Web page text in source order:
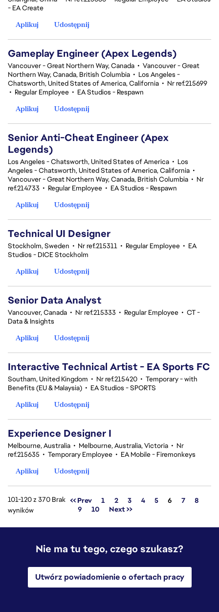
- EA Create
Aplikuj
Udostępnij
Gameplay Engineer (Apex Legends)
Vancouver - Great Northern Way, Canada • Vancouver - Great
Northern Way, Canada, British Columbia • Los Angeles -
Chatsworth, United States of America, California • Nr ref.215699
• Regular Employee • EA Studios - Respawn
Aplikuj
Udostępnij
Senior Anti-Cheat Engineer (Apex
Legends)
Los Angeles - Chatsworth, United States of America • Los
Angeles - Chatsworth, United States of America, California •
Vancouver - Great Northern Way, Canada, British Columbia • Nr
ref.214733 • Regular Employee • EA Studios - Respawn
Aplikuj
Udostępnij
Technical UI Designer
Stockholm, Sweden • Nr ref.215311 • Regular Employee • EA
Studios - DICE Stockholm
Aplikuj
Udostępnij
Senior Data Analyst
Vancouver, Canada • Nr ref.215333 • Regular Employee • CT -
Data & Insights
Aplikuj
Udostępnij
Interactive Technical Artist - EA Sports FC
Southam, United Kingdom • Nr ref.215420 • Temporary - with
Benefits (EU & Malaysia) • EA Studios - SPORTS
Aplikuj
Udostępnij
Experience Designer I
Melbourne, Australia • Melbourne, Australia, Victoria • Nr
ref.215635 • Temporary Employee • EA Mobile - Firemonkeys
Aplikuj
Udostępnij
101-120 z 370 Brak
wyników
<< Prev 1 2 3 4 5 Strona
6 7
8
9
10 Next >>
Nie ma tu tego, czego szukasz?
Utwórz powiadomienie o ofertach pracy